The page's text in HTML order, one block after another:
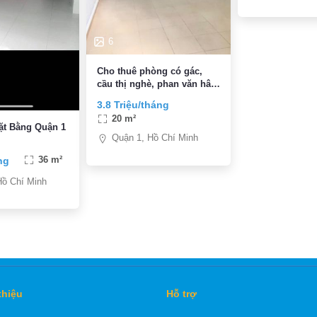
Bằng Quận 1
36 m²
Chí Minh
6
Cho thuê phòng có gác,
cầu thị nghè, phan văn hân
máy lạnh, toilet riêng
3.8 Triệu/tháng
20 m²
Quận 1, Hồ Chí Minh
Hỗ trợ